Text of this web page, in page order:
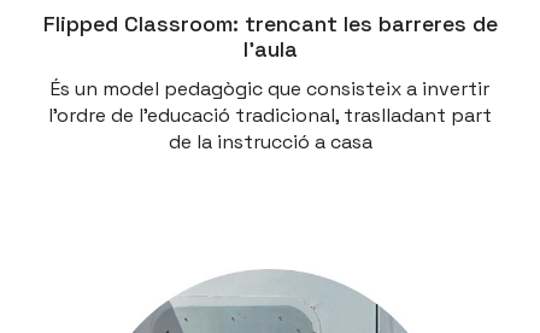
Flipped Classroom: trencant les barreres de
l’aula
És un model pedagògic que consisteix a invertir
l'ordre de l'educació tradicional, traslladant part
de la instrucció a casa